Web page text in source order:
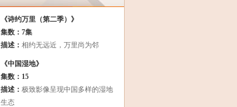
《诗约万里（第二季）》
集数：7集
描述： 相约无远近，万里尚为邻
《中国湿地》
集数：15
描述： 极致影像呈现中国多样的湿地
生态